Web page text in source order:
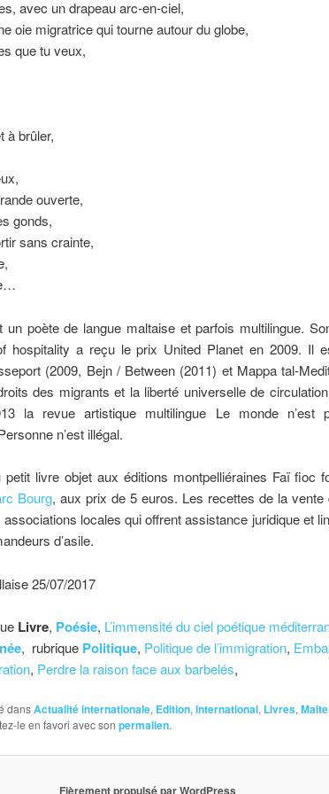
avec un drapeau arc-en-ciel,
oie migratrice qui tourne autour du globe,
que tu veux,
à brûler,
ouverte,
gonds,
sans crainte,
un poète de langue maltaise et parfois multilingue.
hospitality a reçu le prix United Planet en 2009. Il
(2009, Bejn / Between (2011) et Mappa tal-
des migrants et la liberté universelle de
la revue artistique multilingue Le monde n’est
n’est illégal.
livre objet aux éditions montpelliéraines Faï fioc
Bourg, aux prix de 5 euros. Les recettes de la vente
locales qui offrent assistance juridique et
d’asile.
25/07/2017
Livre, Poésie, L’immensité du ciel poétique
, rubrique Politique, Politique de l’immigration,
, Perdre la raison face aux barbelés,
dansActualité internationale, Edition, international, Livres, Malte,
le en favori avec son permalien.
Fièrement propulsé par WordPress